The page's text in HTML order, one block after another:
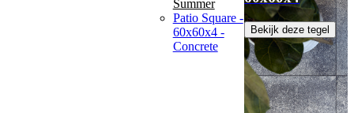
Summer
Patio Square -
60x60x4 -
Concrete
Bekijk deze tegel